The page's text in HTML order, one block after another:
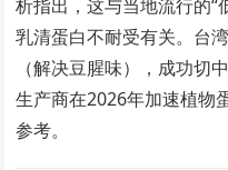
析指出，这与当地流行的“
乳清蛋白不耐受有关。台
（解决豆腥味），成功切
生产商在2026年加速植物
参考。